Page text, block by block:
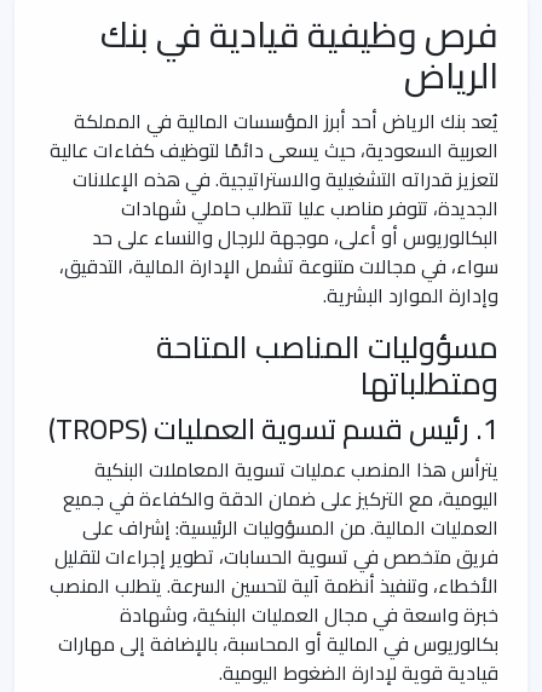
فرص وظيفية قيادية في بنك
الرياض
يُعد بنك الرياض أحد أبرز المؤسسات المالية في المملكة
العربية السعودية، حيث يسعى دائمًا لتوظيف كفاءات عالية
لتعزيز قدراته التشغيلية والاستراتيجية. في هذه الإعلانات
الجديدة، تتوفر مناصب عليا تتطلب حاملي شهادات
البكالوريوس أو أعلى، موجهة للرجال والنساء على حد
سواء، في مجالات متنوعة تشمل الإدارة المالية، التدقيق،
وإدارة الموارد البشرية.
مسؤوليات المناصب المتاحة
ومتطلباتها
1. رئيس قسم تسوية العمليات (TROPS)
يترأس هذا المنصب عمليات تسوية المعاملات البنكية
اليومية، مع التركيز على ضمان الدقة والكفاءة في جميع
العمليات المالية. من المسؤوليات الرئيسية: إشراف على
فريق متخصص في تسوية الحسابات، تطوير إجراءات لتقليل
الأخطاء، وتنفيذ أنظمة آلية لتحسين السرعة. يتطلب المنصب
خبرة واسعة في مجال العمليات البنكية، وشهادة
بكالوريوس في المالية أو المحاسبة، بالإضافة إلى مهارات
قيادية قوية لإدارة الضغوط اليومية.